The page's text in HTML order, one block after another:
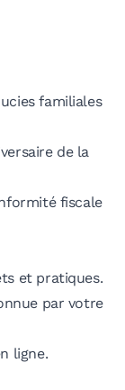
familiales
de la
fiscale
et pratiques.
par votre
ligne.